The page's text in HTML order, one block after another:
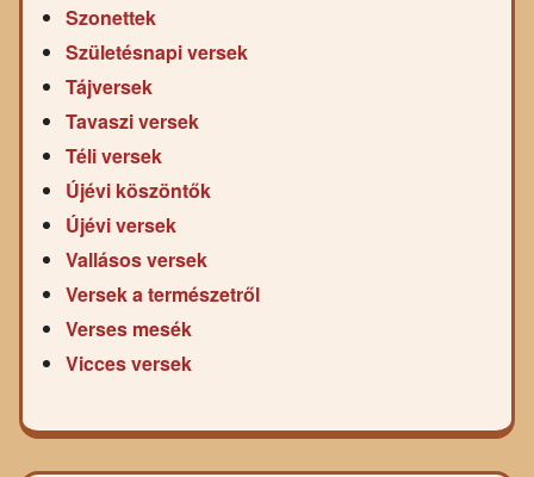
Szonettek
Születésnapi versek
Tájversek
Tavaszi versek
Téli versek
Újévi köszöntők
Újévi versek
Vallásos versek
Versek a természetről
Verses mesék
Vicces versek